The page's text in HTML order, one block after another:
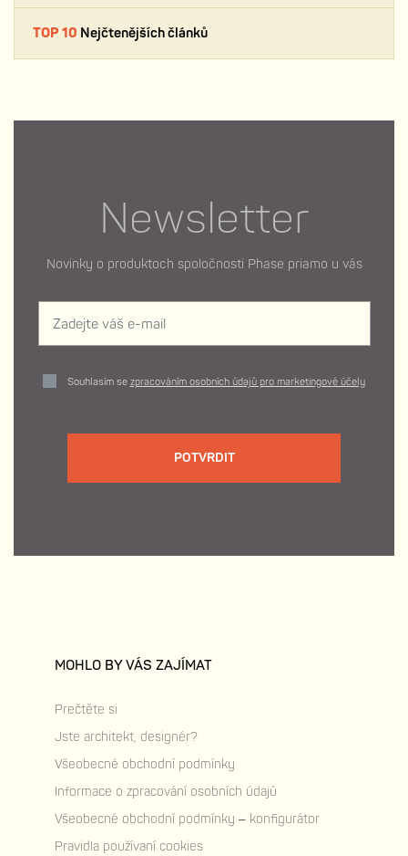
TOP 10 Nejčtenějších článků
Newsletter
Novinky o produktoch spoločnosti Phase priamo u vás
Souhlasím se zpracováním osobních údajů pro marketingové účely
POTVRDIT
MOHLO BY VÁS ZAJÍMAT
Prečtěte si
Jste architekt, designér?
Všeobecné obchodní podmínky
Informace o zpracování osobních údajů
Všeobecné obchodní podmínky – konfigurátor
Pravidla používaní cookies